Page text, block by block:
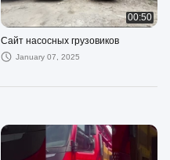
00:50
Сайт насосных грузовиков
January 07, 2025